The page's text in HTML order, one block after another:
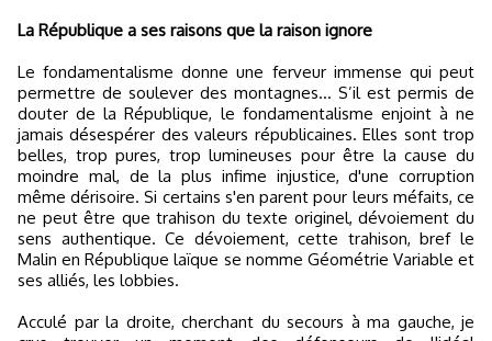
La République a ses raisons que la raison ignore
Le fondamentalisme donne une ferveur immense qui peut
permettre de soulever des montagnes... S’il est permis de
douter de la République, le fondamentalisme enjoint à ne
jamais désespérer des valeurs républicaines. Elles sont trop
belles, trop pures, trop lumineuses pour être la cause du
moindre mal, de la plus infime injustice, d'une corruption
même dérisoire. Si certains s'en parent pour leurs méfaits, ce
ne peut être que trahison du texte originel, dévoiement du
sens authentique. Ce dévoiement, cette trahison, bref le
Malin en République laïque se nomme Géométrie Variable et
ses alliés, les lobbies.
Acculé par la droite, cherchant du secours à ma gauche, je